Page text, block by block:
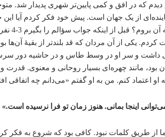
دیدم که در افق و کمی پایین‌تر شهری پدیدار شد.
از یک جهان است. پیش خود فکر کردم آیا این
جهانی
یکی از آن مردان که قد بلند‌تر از بقیۀ آن‌ها
داشت و سر او در وسط طاس و در حاشیه دور
بود، مانند چهره‌ای بسیار روحانی و معنوی.
اعتماد کنم. من به او گفتم «می‌دانم چه اتفاقی
اینجا بمانی. هنوز زمان تو فرا نرسیده است.»
ما از طریق کلمات نبود. کافی بود که شروع به فکر